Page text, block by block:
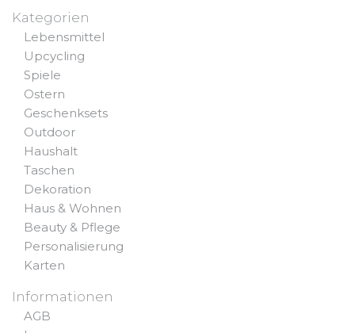
Kategorien
Lebensmittel
Upcycling
Spiele
Ostern
Geschenksets
Outdoor
Haushalt
Taschen
Dekoration
Haus & Wohnen
Beauty & Pflege
Personalisierung
Karten
Informationen
AGB